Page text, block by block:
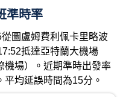
準時率
圖盧姆費利佩卡里略波
抵達亞特蘭大機場
機場）。近期準時出發率
均延誤時間為15分。